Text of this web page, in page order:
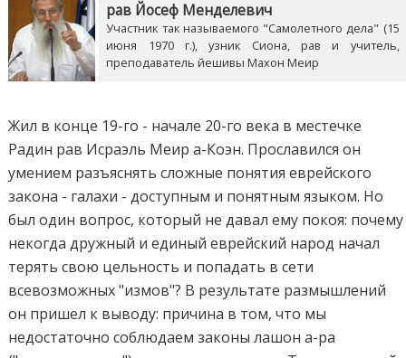
рав Йосеф Менделевич
Участник так называемого "Самолетного дела" (15
июня 1970 г.), узник Сиона, рав и учитель,
преподаватель йешивы Махон Меир
Жил в конце 19-го - начале 20-го века в местечке
Радин рав Исраэль Меир а-Коэн. Прославился он
умением разъяснять сложные понятия еврейского
закона - галахи - доступным и понятным языком. Но
был один вопрос, который не давал ему покоя: почему
некогда дружный и единый еврейский народ начал
терять свою цельность и попадать в сети
всевозможных "измов"? В результате размышлений
он пришел к выводу: причина в том, что мы
недостаточно соблюдаем законы лашон а-ра